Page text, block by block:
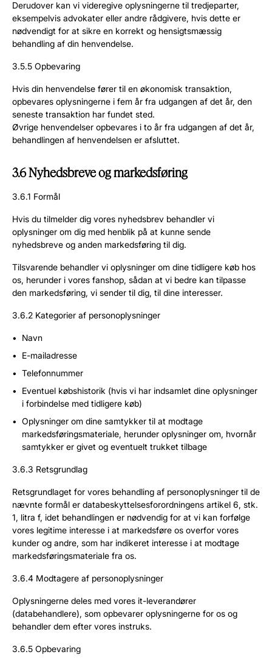
Derudover kan vi videregive oplysningerne til tredjeparter,
eksempelvis advokater eller andre rådgivere, hvis dette er
nødvendigt for at sikre en korrekt og hensigtsmæssig
behandling af din henvendelse.
3.5.5 Opbevaring
Hvis din henvendelse fører til en økonomisk transaktion,
opbevares oplysningerne i fem år fra udgangen af det år, den
seneste transaktion har fundet sted.
Øvrige henvendelser opbevares i to år fra udgangen af det år,
behandlingen af henvendelsen er afsluttet.
3.6 Nyhedsbreve og markedsføring
3.6.1 Formål
Hvis du tilmelder dig vores nyhedsbrev behandler vi
oplysninger om dig med henblik på at kunne sende
nyhedsbreve og anden markedsføring til dig.
Tilsvarende behandler vi oplysninger om dine tidligere køb hos
os, herunder i vores fanshop, sådan at vi bedre kan tilpasse
den markedsføring, vi sender til dig, til dine interesser.
3.6.2 Kategorier af personoplysninger
Navn
E-mailadresse
Telefonnummer
Eventuel købshistorik (hvis vi har indsamlet dine oplysninger
i forbindelse med tidligere køb)
Oplysninger om dine samtykker til at modtage
markedsføringsmateriale, herunder oplysninger om, hvornår
samtykker er givet og eventuelt trukket tilbage
3.6.3 Retsgrundlag
Retsgrundlaget for vores behandling af personoplysninger til de
nævnte formål er databeskyttelsesforordningens artikel 6, stk.
1, litra f, idet behandlingen er nødvendig for at vi kan forfølge
vores legitime interesse i at markedsføre os overfor vores
kunder og andre, som har indikeret interesse i at modtage
markedsføringsmateriale fra os.
3.6.4 Modtagere af personoplysninger
Oplysningerne deles med vores it-leverandører
(databehandlere), som opbevarer oplysningerne for os og
behandler dem efter vores instruks.
3.6.5 Opbevaring